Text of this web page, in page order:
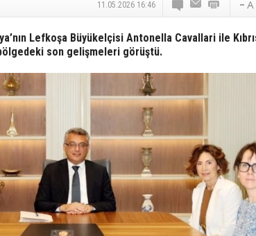
11.05.2026 16:46
Lefkoşa Büyükelçisi Antonella Cavallari ile
son gelişmeleri görüştü.